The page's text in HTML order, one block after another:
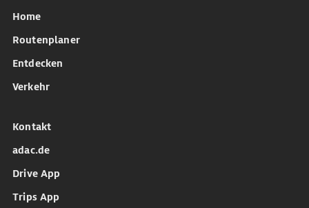
Home
Routenplaner
Entdecken
Verkehr
Kontakt
adac.de
Drive App
Trips App